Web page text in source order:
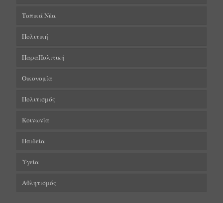
Τοπικά Νέα
Πολιτική
ΠαραΠολιτική
Οικονομία
Πολιτισμός
Κοινωνία
Παιδεία
Υγεία
Αθλητισμός